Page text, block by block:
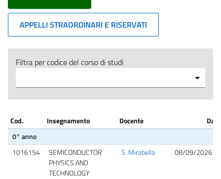
APPELLI STRAORDINARI E RISERVATI
Filtra per codice del corso di studi
Cod. Insegnamento Docente
0° anno
1016154
SEMICONDUCTOR
PHYSICS AND
TECHNOLOGY
S. Mirabella 08/09/2026